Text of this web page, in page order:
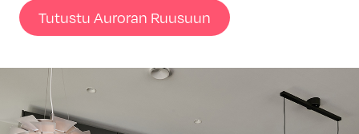
Tutustu Auroran Ruusuun